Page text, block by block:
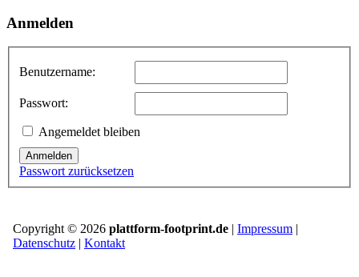
Anmelden
Benutzername:
Passwort:
Angemeldet bleiben
Anmelden
Passwort zurücksetzen
Copyright © 2026 plattform-footprint.de | Impressum |
Datenschutz | Kontakt